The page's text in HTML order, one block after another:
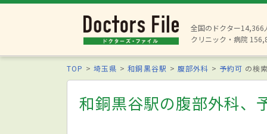
全国のドクター14,366
クリニック・病院
TOP 埼玉県 和銅黒谷駅 腹部外科 予約可 の検
和銅黒谷駅の腹部外科、